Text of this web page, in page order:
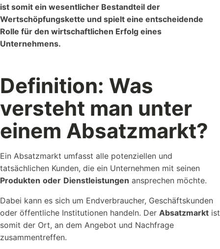
Schauen Sie einen kleinen Auszug
unserer Referenzen an...
Nutzen Sie unsere Kostenlosen Vorlagen um...
ist somit ein wesentlicher Bestandteil der
Wertschöpfungskette und spielt eine entscheidende
Rolle für den wirtschaftlichen Erfolg eines
Unternehmens.
Definition: Was
versteht man unter
einem Absatzmarkt?
Ein Absatzmarkt umfasst alle potenziellen und
tatsächlichen Kunden, die ein Unternehmen mit seinen
Produkten oder Dienstleistungen ansprechen möchte.
Dabei kann es sich um Endverbraucher, Geschäftskunden
oder öffentliche Institutionen handeln. Der Absatzmarkt ist
somit der Ort, an dem Angebot und Nachfrage
zusammentreffen.